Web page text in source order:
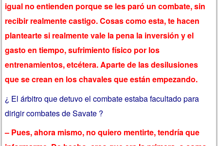
igual no entienden porque se les paró un combate, sin
recibir realmente castigo. Cosas como esta, te hacen
plantearte si realmente vale la pena la inversión y el
gasto en tiempo, sufrimiento físico por los
entrenamientos, etcétera. Aparte de las desilusiones
que se crean en los chavales que están empezando.
¿ El árbitro que detuvo el combate estaba facultado para
dirigir combates de Savate ?
– Pues, ahora mismo, no quiero mentirte, tendría que